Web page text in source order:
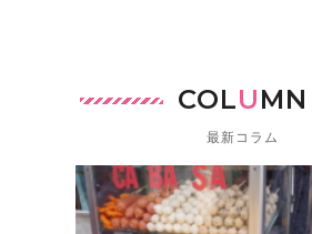
COLUMN
最新コラム